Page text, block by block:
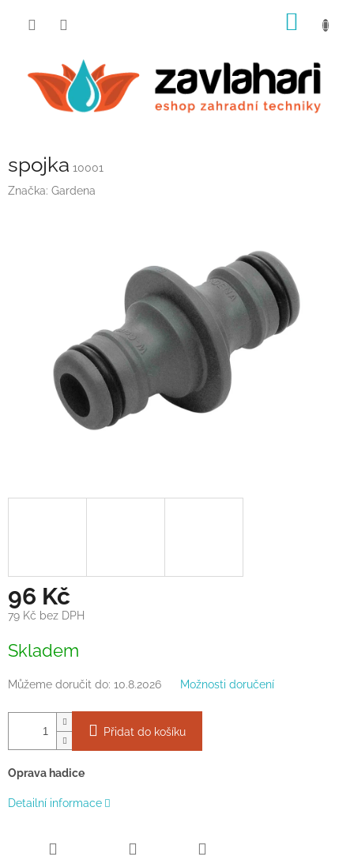
spojka 10001
Značka: Gardena
96 Kč
79 Kč bez DPH
cena:
Skladem
Můžeme doručit do: 10.8.2026 Možnosti doručení
Přidat do košíku
Oprava hadice
Detailní informace